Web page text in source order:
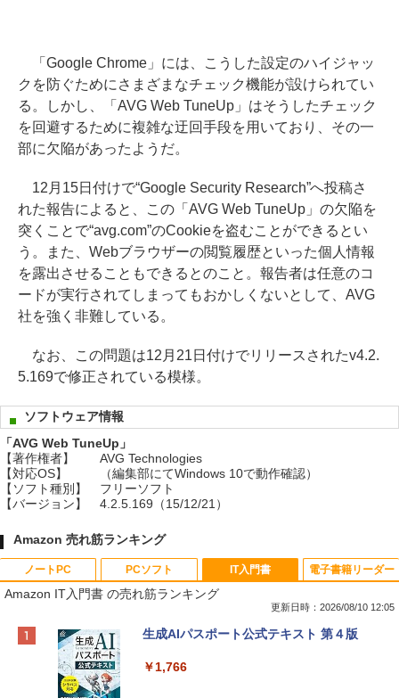
「Google Chrome」には、こうした設定のハイジャッ
クを防ぐためにさまざまなチェック機能が設けられてい
る。しかし、「AVG Web TuneUp」はそうしたチェック
を回避するために複雑な迂回手段を用いており、その一
部に欠陥があったようだ。
12月15日付けで“Google Security Research”へ投稿さ
れた報告によると、この「AVG Web TuneUp」の欠陥を
突くことで“avg.com”のCookieを盗むことができるとい
う。また、Webブラウザーの閲覧履歴といった個人情報
を露出させることもできるとのこと。報告者は任意のコ
ードが実行されてしまってもおかしくないとして、AVG
社を強く非難している。
なお、この問題は12月21日付けでリリースされたv4.2.
5.169で修正されている模様。
ソフトウェア情報
「AVG Web TuneUp」
【著作権者】
AVG Technologies
【対応OS】
（編集部にてWindows 10で動作確認）
【ソフト種別】
フリーソフト
【バージョン】
4.2.5.169（15/12/21）
Amazon 売れ筋ランキング
ノートPC
Apple 2026 MacBook Neo A18 Proチッ
e Intelligenceのために設計、Liquid Ret
PCソフト
Robloxギフトカード - 800 Robux 【限
インゲームコード】 ロブロックス | オン
IT入門書
Amazon IT入門書 の売れ筋ランキング
更新日時：2026/08/10 12:05
生成AIパスポート公式テキスト 第４版
￥1,766
電子書籍リーダー